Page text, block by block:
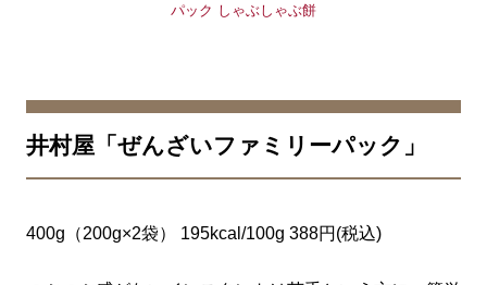
井村屋「ぜんざいファミリーパック」
400g（200g×2袋） 195kcal/100g 388円(税込)